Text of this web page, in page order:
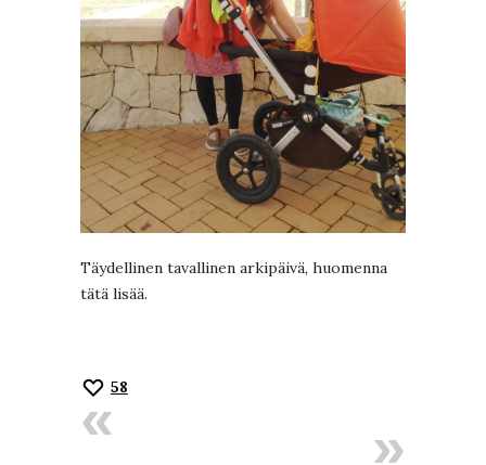
Täydellinen tavallinen arkipäivä, huomenna
tätä lisää.
58